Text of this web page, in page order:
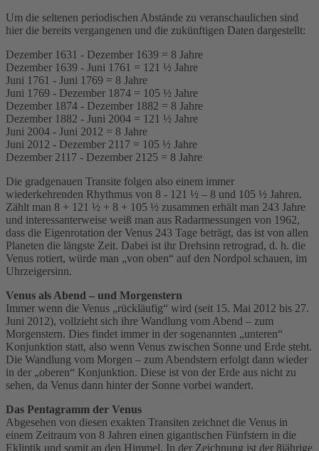
Um die seltenen periodischen Abstände zu veranschaulichen sind
hier die bereits vergangenen und die zukünftigen Daten dargestellt:
Dezember 1631 - Dezember 1639 = 8 Jahre
Dezember 1639 - Juni 1761 = 121 ½ Jahre
Juni 1761 - Juni 1769 = 8 Jahre
Juni 1769 - Dezember 1874 = 105 ½ Jahre
Dezember 1874 - Dezember 1882 = 8 Jahre
Dezember 1882 - Juni 2004 = 121 ½ Jahre
Juni 2004 - Juni 2012 = 8 Jahre
Juni 2012 - Dezember 2117 = 105 ½ Jahre
Dezember 2117 - Dezember 2125 = 8 Jahre
Die gradgenauen Transite folgen also einem immer
wiederkehrenden Rhythmus von 8 - 121 ½ – 8 und 105 ½ Jahren.
Zählt man 8 + 121 ½ + 8 + 105 ½ zusammen erhält man 243 Jahre
und interessanterweise weiß man aus Radarmessungen von 1962,
dass die Eigenrotation der Venus 243 Tage beträgt, das ist von allen
Planeten die längste Zeit. Dabei ist ihr Drehsinn retrograd, d. h. die
Venus rotiert, würde man „von oben“ auf den Nordpol schauen, im
Uhrzeigersinn.
Venus als Abend – und Morgenstern
Immer wenn die Venus „rückläufig“ wird (seit 15. Mai 2012 bis 27.
Juni 2012), vollzieht sich ihre Wandlung vom Abend – zum
Morgenstern. Dies findet immer in der sogenannten „unteren“
Konjunktion statt, also wenn Venus zwischen Sonne und Erde steht.
Die Wandlung vom Morgen – zum Abendstern erfolgt dann wieder
in der „oberen“ Konjunktion. Diese ist von der Erde aus nicht zu
sehen, da Venus dann hinter der Sonne vorbei wandert.
Das Pentagramm der Venus
Abgesehen von diesen exakten Transiten zeichnet die Venus in
einem Zeitraum von 8 Jahren einen gigantischen Fünfstern in die
Ekliptik und somit an den Himmel. In der Zeichnung ist der 8jährige